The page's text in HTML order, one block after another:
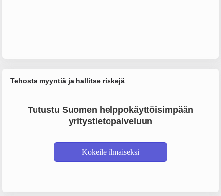
Tehosta myyntiä ja hallitse riskejä
Tutustu Suomen helppokäyttöisimpään
yritystietopalveluun
Kokeile ilmaiseksi